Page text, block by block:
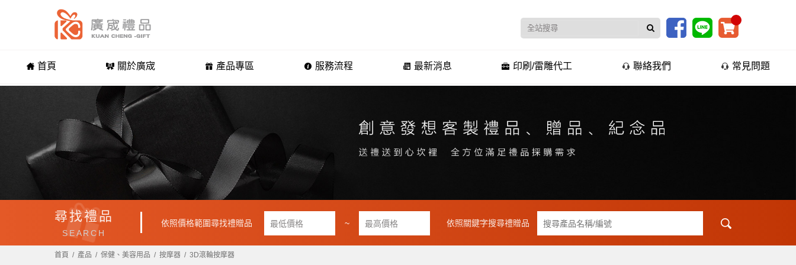
首頁 關於廣宬 產品專區 服務流程 最新消息 印刷/雷雕代工 聯絡我們 常見問題
尋找禮品
SEARCH
依照價格範圍尋找禮贈品 ~ 依照關鍵字搜尋禮贈品
首頁 產品 保健、美容用品 按摩器 3D滾輪按摩器